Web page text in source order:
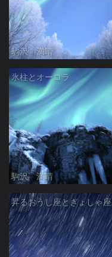
駒沢 満晴
氷柱とオーロラ
駒沢 満晴
昇るおうし座とぎょしゃ座